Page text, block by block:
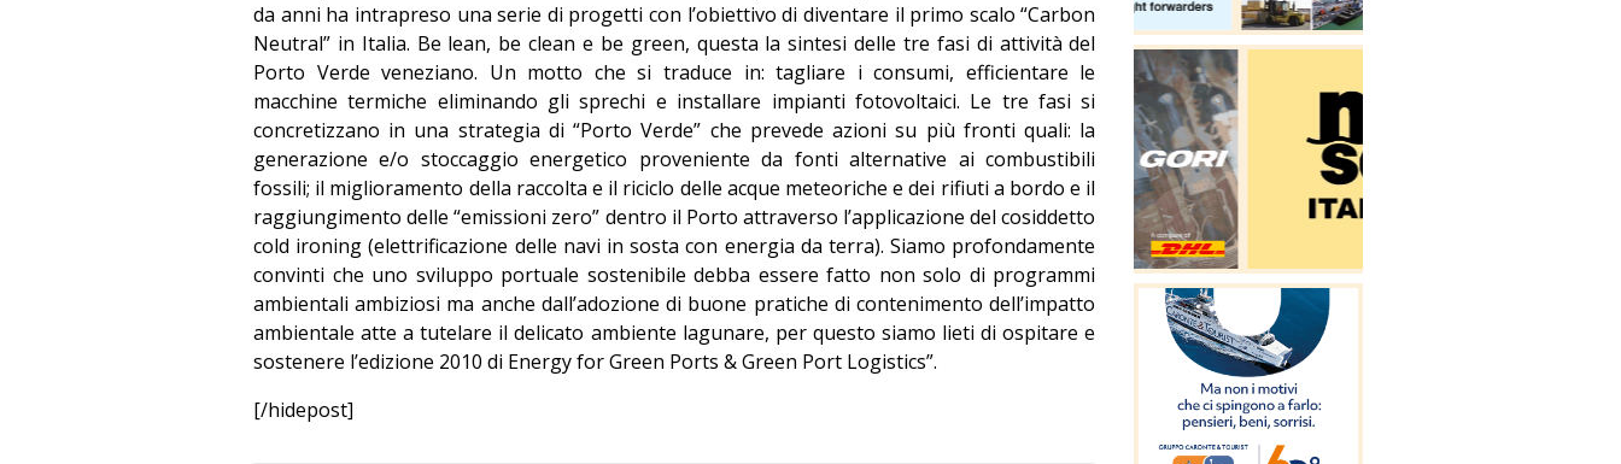
da anni ha intrapreso una serie di progetti con l’obiettivo di diventare il primo scalo “Carbon
Neutral” in Italia. Be lean, be clean e be green, questa la sintesi delle tre fasi di attività del
Porto Verde veneziano. Un motto che si traduce in: tagliare i consumi, efficientare le
macchine termiche eliminando gli sprechi e installare impianti fotovoltaici. Le tre fasi si
concretizzano in una strategia di “Porto Verde” che prevede azioni su più fronti quali: la
generazione e/o stoccaggio energetico proveniente da fonti alternative ai combustibili
fossili; il miglioramento della raccolta e il riciclo delle acque meteoriche e dei rifiuti a bordo e il
raggiungimento delle “emissioni zero” dentro il Porto attraverso l’applicazione del cosiddetto
cold ironing (elettrificazione delle navi in sosta con energia da terra). Siamo profondamente
convinti che uno sviluppo portuale sostenibile debba essere fatto non solo di programmi
ambientali ambiziosi ma anche dall’adozione di buone pratiche di contenimento dell’impatto
ambientale atte a tutelare il delicato ambiente lagunare, per questo siamo lieti di ospitare e
sostenere l’edizione 2010 di Energy for Green Ports & Green Port Logistics”.
[/hidepost]